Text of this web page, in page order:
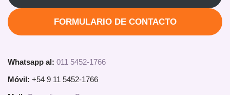
FORMULARIO DE CONTACTO
Whatsapp al: 011 5452-1766
Móvil: +54 9 11 5452-1766